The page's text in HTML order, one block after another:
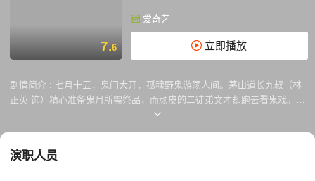
7.6
爱奇艺
立即播放
剧情简介 : 七月十五，鬼门大开，孤魂野鬼游荡人间。茅山道长九叔（林
正英 饰）精心准备鬼月所需祭品，而顽皮的二徒弟文才却跑去看鬼戏。文
才懵懂，不只身旁已聚满群鬼，更有貌美如画的女鬼小丽（吴家丽 饰）将
危害世人，九叔请来师兄弟共同商议对策。大师兄提出先天八卦阵，而由
演职人员